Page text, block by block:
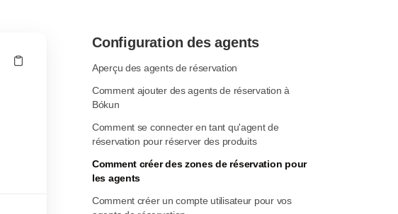
Configuration des agents
Aperçu des agents de réservation
Comment ajouter des agents de réservation à
Bókun
Comment se connecter en tant qu'agent de
réservation pour réserver des produits
Comment créer des zones de réservation pour
les agents
Comment créer un compte utilisateur pour vos